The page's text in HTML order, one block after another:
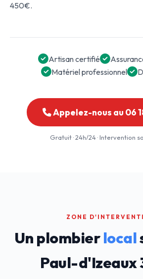
450€.
Artisan certifié
Matériel professionnel
Appelez-nous au 06
Gratuit · 24h/24 · Intervention
ZONE
Un plombierlocal
Paul-d'Izeaux